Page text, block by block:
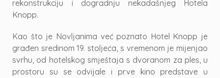
rekonstrukciju i dogradnju nekadašnjeg Hotela
Knopp.
Kao što je Novljanima već poznato Hotel Knopp je
građen sredinom 19. stoljeća, s vremenom je mijenjao
svrhu, od hotelskog smještaja s dvoranom za ples, u
prostoru su se odvijale i prve kino predstave u